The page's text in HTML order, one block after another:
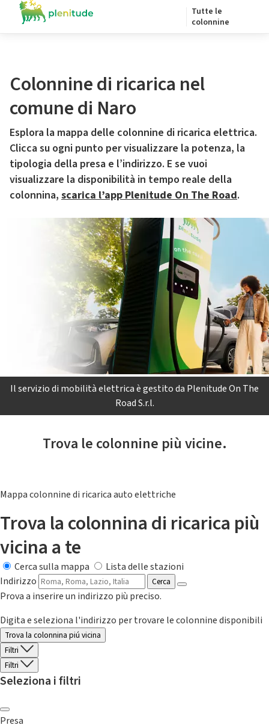
Tutte le
colonnine
Colonnine di ricarica nel
comune di Naro
Esplora la mappa delle colonnine di ricarica elettrica.
Clicca su ogni punto per visualizzare la potenza, la
tipologia della presa e l’indirizzo. E se vuoi
visualizzare la disponibilità in tempo reale della
colonnina, scarica l’app Plenitude On The Road.
Il servizio di mobilità elettrica è gestito da Plenitude On The
Road S.r.l.
Trova le colonnine più vicine.
Mappa colonnine di ricarica auto elettriche
Trova la colonnina di ricarica più
vicina a te
Cerca sulla mappa
Lista delle stazioni
Indirizzo
Cerca
Prova a inserire un indirizzo più preciso.
Digita e seleziona l'indirizzo per trovare le colonnine disponibili
Trova la colonnina piú vicina
Filtri
Filtri
Seleziona i filtri
Presa